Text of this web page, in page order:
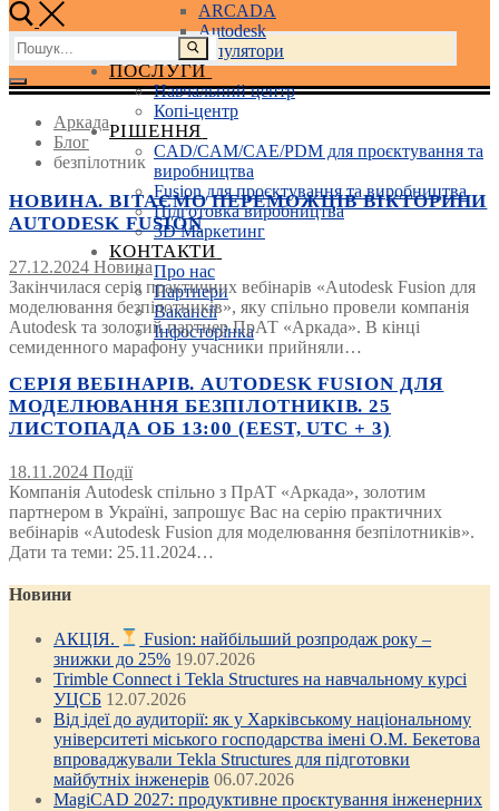
ARCADA
Autodesk
3D маніпулятори
ПОСЛУГИ
Навчальний центр
Копі-центр
РІШЕННЯ
CAD/CAM/CAE/PDM для проєктування та
виробництва
Fusion для проєктування та виробництва
Підготовка виробництва
3D Маркетинг
КОНТАКТИ
Про нас
Партнери
Вакансії
Інфосторінка
Пошук:
Аркада
Блог
безпілотник
НОВИНА. ВІТАЄМО ПЕРЕМОЖЦІВ ВІКТОРИНИ
AUTODESK FUSION
27.12.2024 Новина
Закінчилася серія практичних вебінарів «Autodesk Fusion для
моделювання безпілотників», яку спільно провели компанія
Autodesk та золотий партнер ПрАТ «Аркада». В кінці
семиденного марафону учасники прийняли…
СЕРІЯ ВЕБІНАРІВ. AUTODESK FUSION ДЛЯ
МОДЕЛЮВАННЯ БЕЗПІЛОТНИКІВ. 25
ЛИСТОПАДА ОБ 13:00 (EEST, UTC + 3)
18.11.2024 Події
Компанія Autodesk спільно з ПрАТ «Аркада», золотим
партнером в Україні, запрошує Вас на серію практичних
вебінарів «Autodesk Fusion для моделювання безпілотників».
Дати та теми: 25.11.2024…
Новини
АКЦІЯ.
Fusion: найбільший розпродаж року –
знижки до 25% 19.07.2026
Trimble Connect і Tekla Structures на навчальному курсі
УЦСБ 12.07.2026
Від ідеї до аудиторії: як у Харківському національному
університеті міського господарства імені О.М. Бекетова
впроваджували Tekla Structures для підготовки
майбутніх інженерів 06.07.2026
MagiCAD 2027: продуктивне проєктування інженерних